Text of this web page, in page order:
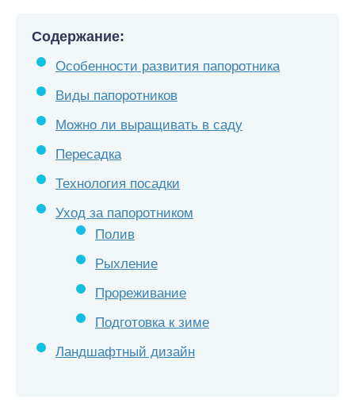
Содержание:
Особенности развития папоротника
Виды папоротников
Можно ли выращивать в саду
Пересадка
Технология посадки
Уход за папоротником
Полив
Рыхление
Прореживание
Подготовка к зиме
Ландшафтный дизайн